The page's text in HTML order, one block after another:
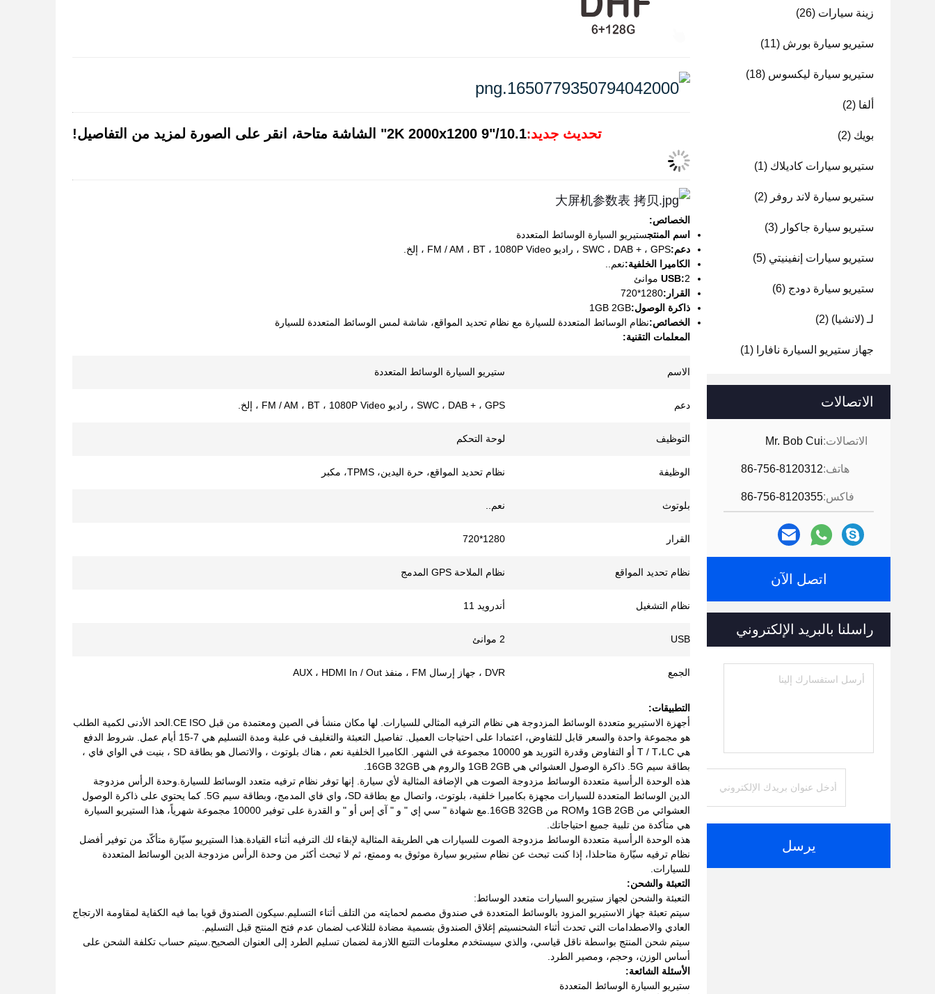
زينة سيارات (26)
ستيريو سيارة بورش (11)
ستيريو سيارة ليكسوس (18)
ألفا (2)
بويك (2)
ستيريو سيارات كاديلاك (1)
ستيريو سيارة لاند روفر (2)
ستيريو سيارة جاكوار (3)
ستيريو سيارات إنفينيتي (5)
ستيريو سيارة دودج (6)
لـ (لانشيا) (2)
جهاز ستيريو السيارة نافارا (1)
الاتصالات
الاتصالات:Mr. Bob Cui
هاتف:86-756-8120312
فاكس:86-756-8120355
اتصل الآن
راسلنا بالبريد الإلكتروني
يرسل
تحديث جديد:2K 2000x1200 9"/10.1" الشاشة متاحة، انقر على الصورة لمزيد من التفاصيل!
الخصائص:
اسم المنتجستيريو السيارة الوسائط المتعددة
دعم:SWC ، DAB + ، GPS ، راديو FM / AM ، BT ، 1080P Video ، إلخ.
الكاميرا الخلفية:نعم..
USB:2 موانئ
القرار:1280*720
ذاكرة الوصول:1GB 2GB
الخصائص:نظام الوسائط المتعددة للسيارة مع نظام تحديد المواقع، شاشة لمس الوسائط المتعددة للسيارة
المعلمات التقنية:
الاسم ستيريو السيارة الوسائط المتعددة
دعم SWC ، DAB + ، GPS ، راديو FM / AM ، BT ، 1080P Video ، إلخ.
التوظيف لوحة التحكم
الوظيفة نظام تحديد المواقع، حرة اليدين، TPMS، مكبر
بلوتوث نعم..
القرار 1280*720
نظام تحديد المواقع نظام الملاحة GPS المدمج
نظام التشغيل أندرويد 11
USB 2 موانئ
الجمع DVR ، جهاز إرسال FM ، منفذ AUX ، HDMI In / Out
التطبيقات:
أجهزة الاستيريو متعددة الوسائط المزدوجة هي نظام الترفيه المثالي للسيارات. لها مكان منشأ في الصين ومعتمدة من قبل CE ISO.الحد الأدنى لكمية الطلب
هو مجموعة واحدة والسعر قابل للتفاوض، اعتمادا على احتياجات العميل. تفاصيل التعبئة والتغليف في علبة ومدة التسليم هي 7-15 أيام عمل. شروط الدفع
هي T / T،LC أو التفاوض وقدرة التوريد هو 10000 مجموعة في الشهر. الكاميرا الخلفية نعم ، هناك بلوتوث ، والاتصال هو بطاقة SD ، بنيت في الواي فاي ،
بطاقة سيم 5G. ذاكرة الوصول العشوائي هي 1GB 2GB والروم هي 16GB 32GB.
هذه الوحدة الرأسية متعددة الوسائط مزدوجة الصوت هي الإضافة المثالية لأي سيارة. إنها توفر نظام ترفيه متعدد الوسائط للسيارة.وحدة الرأس مزدوجة
الدين الوسائط المتعددة للسيارات مجهزة بكاميرا خلفية، بلوتوث، واتصال مع بطاقة SD، واي فاي المدمج، وبطاقة سيم 5G. كما يحتوي على ذاكرة الوصول
العشوائي من 1GB 2GB وROM من 16GB 32GB.مع شهادة " سي إي " و " آي إس أو " و القدرة على توفير 10000 مجموعة شهرياً، هذا الستيريو السيارة
هي متأكدة من تلبية جميع احتياجاتك.
هذه الوحدة الرأسية متعددة الوسائط مزدوجة الصوت للسيارات هي الطريقة المثالية لإبقاء لك الترفيه أثناء القيادة.هذا الستيريو سيّارة متأكّد من توفير أفضل
نظام ترفيه سيّارة متاحلذا، إذا كنت تبحث عن نظام ستيريو سيارة موثوق به وممتع، ثم لا تبحث أكثر من وحدة الرأس مزدوجة الدين الوسائط المتعددة
للسيارات.
التعبئة والشحن:
التعبئة والشحن لجهاز ستيريو السيارات متعدد الوسائط:
سيتم تعبئة جهاز الاستيريو المزود بالوسائط المتعددة في صندوق مصمم لحمايته من التلف أثناء التسليم.سيكون الصندوق قويا بما فيه الكفاية لمقاومة الارتجاج
العادي والاصطدامات التي تحدث أثناء الشحنسيتم إغلاق الصندوق بتسمية مضادة للتلاعب لضمان عدم فتح المنتج قبل التسليم.
سيتم شحن المنتج بواسطة ناقل قياسي، والذي سيستخدم معلومات التتبع اللازمة لضمان تسليم الطرد إلى العنوان الصحيح.سيتم حساب تكلفة الشحن على
أساس الوزن، وحجم، ومصير الطرد.
الأسئلة الشائعة:
ستيريو السيارة الوسائط المتعددة